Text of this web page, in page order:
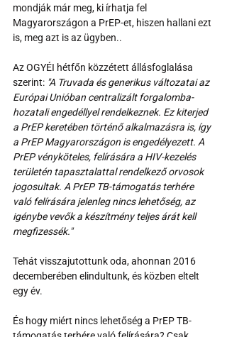
mondják már meg, ki írhatja fel
Magyarországon a PrEP-et, hiszen hallani ezt
is, meg azt is az ügyben..
Az OGYÉI hétfőn közzétett állásfoglalása
szerint: "A Truvada és generikus változatai az
Európai Unióban centralizált forgalomba-
hozatali engedéllyel rendelkeznek. Ez kiterjed
a PrEP keretében történő alkalmazásra is, így
a PrEP Magyarországon is engedélyezett. A
PrEP vényköteles, felírására a HIV-kezelés
területén tapasztalattal rendelkező orvosok
jogosultak. A PrEP TB-támogatás terhére
való felírására jelenleg nincs lehetőség, az
igénybe vevők a készítmény teljes árát kell
megfizessék."
Tehát visszajutottunk oda, ahonnan 2016
decemberében elindultunk, és közben eltelt
egy év.
És hogy miért nincs lehetőség a PrEP TB-